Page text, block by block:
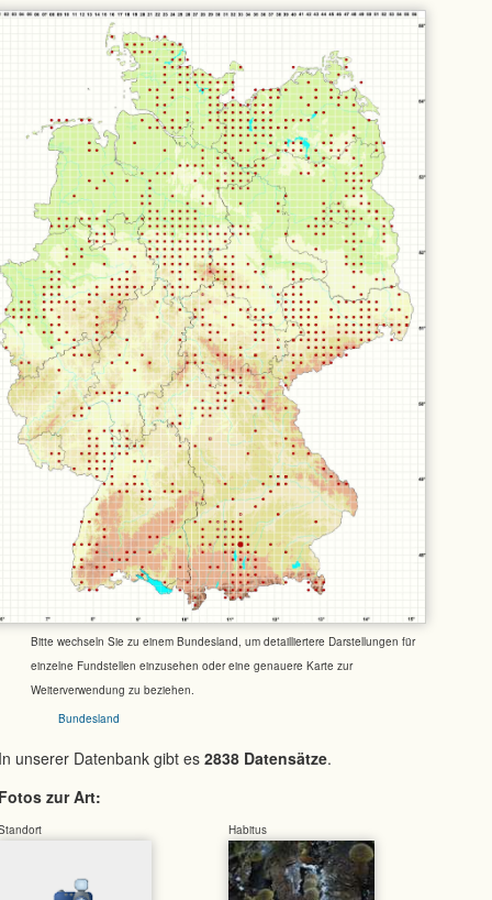
Bitte wechseln Sie zu einem Bundesland, um detailliertere Darstellungen für
einzelne Fundstellen einzusehen oder eine genauere Karte zur
Weiterverwendung zu beziehen.
Bundesland
unserer Datenbank gibt es 2838 Datensätze.
zur Art:
Habitus